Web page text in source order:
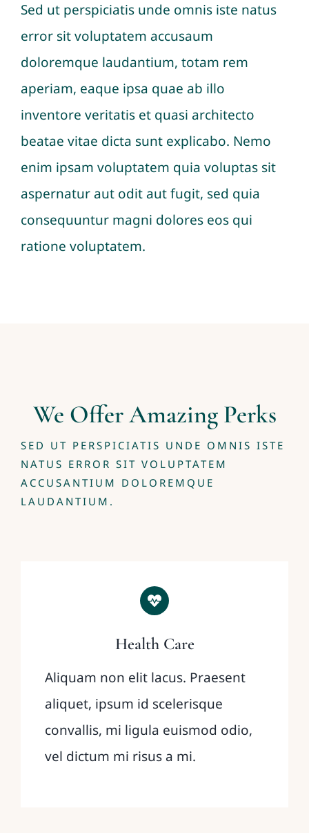
Sed ut perspiciatis unde omnis iste natus
error sit voluptatem accusaum
doloremque laudantium, totam rem
aperiam, eaque ipsa quae ab illo
inventore veritatis et quasi architecto
beatae vitae dicta sunt explicabo. Nemo
enim ipsam voluptatem quia voluptas sit
aspernatur aut odit aut fugit, sed quia
consequuntur magni dolores eos qui
ratione voluptatem.
We Offer Amazing Perks
SED UT PERSPICIATIS UNDE OMNIS ISTE
NATUS ERROR SIT VOLUPTATEM
ACCUSANTIUM DOLOREMQUE
LAUDANTIUM.
Health Care
Aliquam non elit lacus. Praesent
aliquet, ipsum id scelerisque
convallis, mi ligula euismod odio,
vel dictum mi risus a mi.